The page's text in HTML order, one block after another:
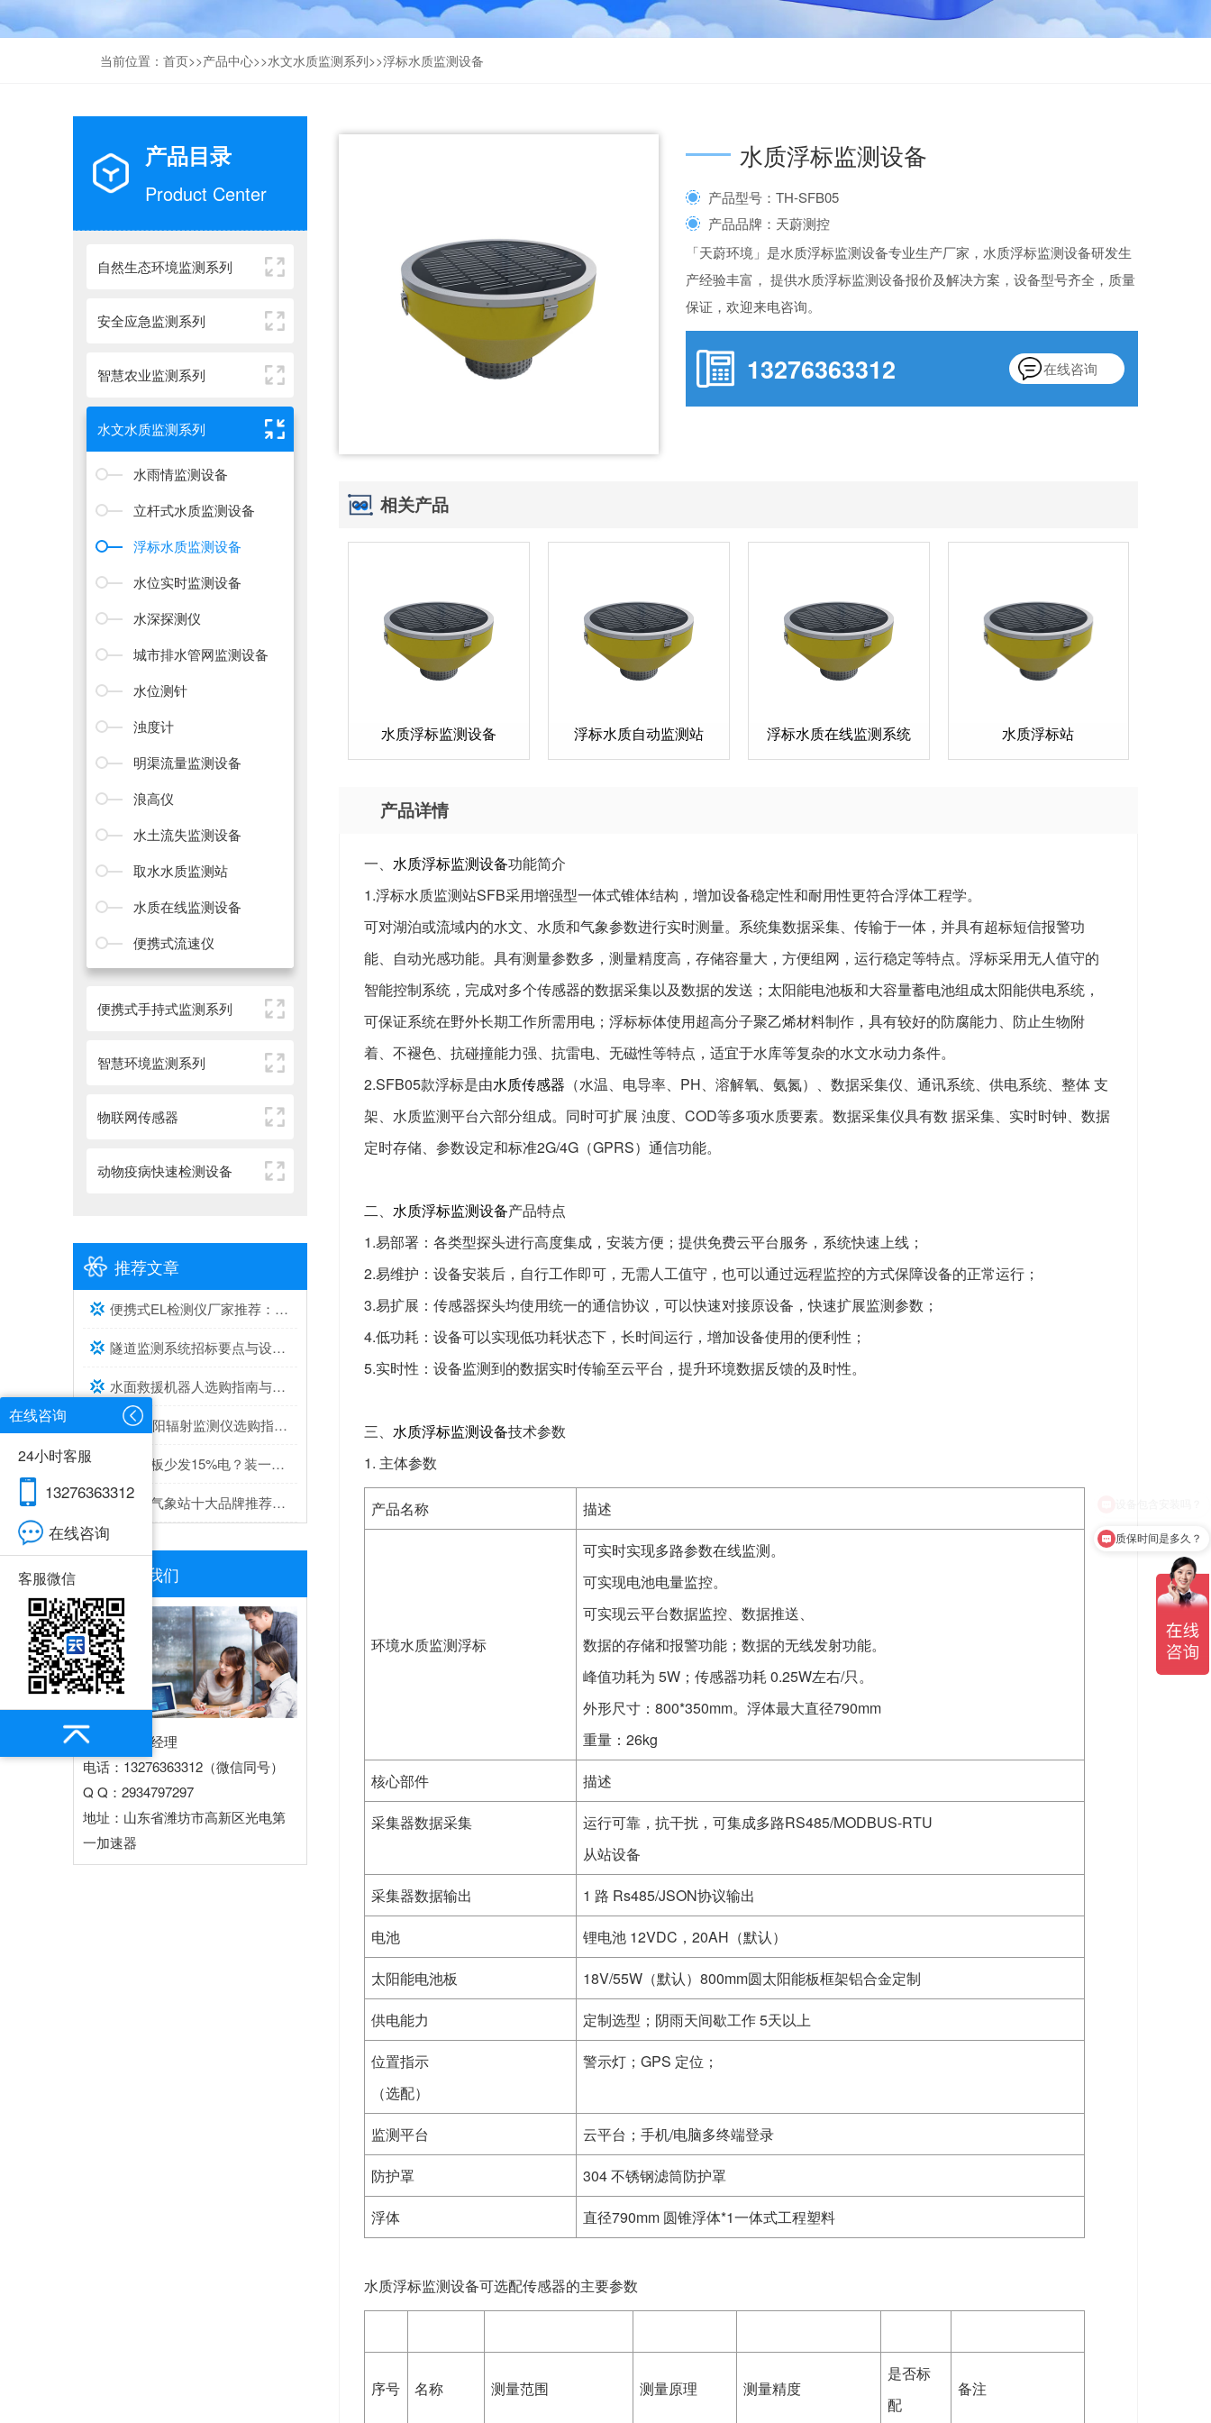
当前位置： 首页>>产品中心>>水文水质监测系列>>浮标水质监测设备
产品目录
Product Center
自然生态环境监测系列
安全应急监测系列
智慧农业监测系列
水文水质监测系列
水雨情监测设备
立杆式水质监测设备
浮标水质监测设备
水位实时监测设备
水深探测仪
城市排水管网监测设备
水位测针
浊度计
明渠流量监测设备
浪高仪
水土流失监测设备
取水水质监测站
水质在线监测设备
便携式流速仪
便携式手持式监测系列
智慧环境监测系列
物联网传感器
动物疫病快速检测设备
推荐文章
便携式EL检测仪厂家推荐：综合实力与口碑兼具的2家
隧道监测系统招标要点与设备选型建议
水面救援机器人选购指南与推荐top榜单
2026太阳辐射监测仪选购指南与推荐，实测靠谱！
灰尘遮板少发15%电？装一台光伏灰尘检测仪，提升发电效率，清洗成本省20%
超声波气象站十大品牌推荐榜单（2026高精度气象监测TOP10）
联系我们
联系人：王经理
电话：13276363312（微信同号）
Q Q：2934797297
地址：山东省潍坊市高新区光电第
一加速器
水质浮标监测设备
产品型号：TH-SFB05
产品品牌：天蔚测控
「天蔚环境」是水质浮标监测设备专业生产厂家，水质浮标监测设备研发生
产经验丰富， 提供水质浮标监测设备报价及解决方案，设备型号齐全，质量
保证，欢迎来电咨询。
13276363312 在线咨询
相关产品
水质浮标监测设备 浮标水质自动监测站 浮标水质在线监测系统 水质浮标站
产品详情
一、 水质浮标监测设备功能简介
1.浮标水质监测站SFB采用增强型一体式锥体结构，增加设备稳定性和耐用性更符合浮体工程学。
可对湖泊或流域内的水文、水质和气象参数进行实时测量。系统集数据采集、传输于一体，并具有超标短信报警功
能、自动光感功能。具有测量参数多，测量精度高，存储容量大，方便组网，运行稳定等特点。浮标采用无人值守的
智能控制系统，完成对多个传感器的数据采集以及数据的发送；太阳能电池板和大容量蓄电池组成太阳能供电系统，
可保证系统在野外长期工作所需用电；浮标标体使用超高分子聚乙烯材料制作，具有较好的防腐能力、防止生物附
着、不褪色、抗碰撞能力强、抗雷电、无磁性等特点，适宜于水库等复杂的水文水动力条件。
2.SFB05款浮标是由水质传感器 （水温、电导率、PH、溶解氧、氨氮）、数据采集仪、通讯系统、供电系统、整体 支
架、水质监测平台六部分组成。同时可扩展 浊度、COD等多项水质要素。数据采集仪具有数 据采集、实时时钟、数据
定时存储、参数设定和标准2G/4G（GPRS）通信功能。
二、 水质浮标监测设备产品特点
1.易部署：各类型探头进行高度集成，安装方便；提供免费云平台服务，系统快速上线；
2.易维护：设备安装后，自行工作即可，无需人工值守，也可以通过远程监控的方式保障设备的正常运行；
3.易扩展：传感器探头均使用统一的通信协议，可以快速对接原设备，快速扩展监测参数；
4.低功耗：设备可以实现低功耗状态下，长时间运行，增加设备使用的便利性；
5.实时性：设备监测到的数据实时传输至云平台，提升环境数据反馈的及时性。
三、 水质浮标监测设备技术参数
1. 主体参数
产品名称 描述
环境水质监测浮标
可实时实现多路参数在线监测。
可实现电池电量监控。
可实现云平台数据监控、数据推送、
数据的存储和报警功能；数据的无线发射功能。
峰值功耗为 5W；传感器功耗 0.25W左右/只。
外形尺寸：800*350mm。浮体最大直径790mm
重量：26kg
核心部件
描述
采集器数据采集
运行可靠，抗干扰，可集成多路RS485/MODBUS-RTU
从站设备
采集器数据输出
1 路 Rs485/JSON协议输出
电池
锂电池 12VDC，20AH（默认）
太阳能电池板
18V/55W（默认）800mm圆太阳能板框架铝合金定制
供电能力
定制选型；阴雨天间歇工作 5天以上
位置指示
（选配）
警示灯；GPS 定位；
监测平台
云平台；手机/电脑多终端登录
防护罩
304 不锈钢滤筒防护罩
浮体
直径790mm 圆锥浮体*1一体式工程塑料
水质浮标监测设备可选配传感器的主要参数
序号 名称 测量范围 测量原理 测量精度
是否标
配
备注
在线咨询
24小时客服
13276363312
在线咨询
客服微信
质保时间是多久？